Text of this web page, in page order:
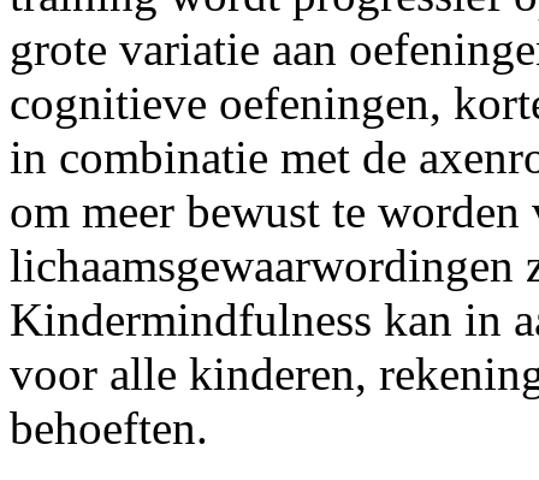
grote variatie aan
cognitieve oefeningen,
in combinatie met de
om meer bewust te worden
lichaamsgewaarwordingen
Kindermindfulness kan in
voor alle kinderen,
behoeften.